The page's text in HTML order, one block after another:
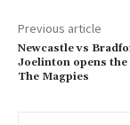
Previous article
Newcastle vs
Joelinton opens
The Magpies